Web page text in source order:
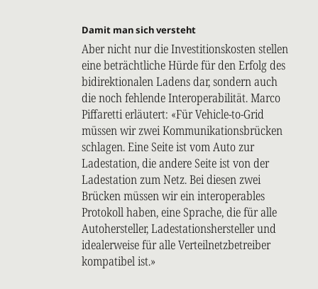
Damit man sich versteht
Aber nicht nur die Investitionskosten stellen
eine beträchtliche Hürde für den Erfolg des
bidirektionalen Ladens dar, sondern auch
die noch fehlende Interoperabilität. Marco
Piffaretti erläutert: «Für Vehicle-to-Grid
müssen wir zwei Kommunikationsbrücken
schlagen. Eine Seite ist vom Auto zur
Ladestation, die andere Seite ist von der
Ladestation zum Netz. Bei diesen zwei
Brücken müssen wir ein interoperables
Protokoll haben, eine Sprache, die für alle
Autohersteller, Ladestationshersteller und
idealerweise für alle Verteilnetzbetreiber
kompatibel ist.»